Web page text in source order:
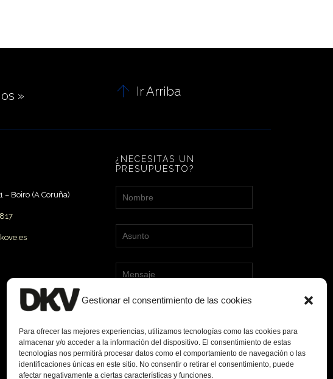
Gestionar el consentimiento de las cookies
Para ofrecer las mejores experiencias, utilizamos tecnologías como las cookies para
almacenar y/o acceder a la información del dispositivo. El consentimiento de estas
tecnologías nos permitirá procesar datos como el comportamiento de navegación o las
identificaciones únicas en este sitio. No consentir o retirar el consentimiento, puede
afectar negativamente a ciertas características y funciones.
»  Ir Arriba
– Boiro (A Coruña)
¿NECESITAS UN
PRESUPUESTO?